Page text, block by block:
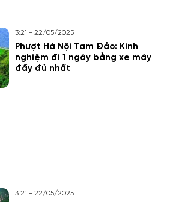
3:21 - 22/05/2025
Phượt Hà Nội Tam Đảo: Kinh
nghiệm đi 1 ngày bằng xe máy
đầy đủ nhất
3:21 - 22/05/2025